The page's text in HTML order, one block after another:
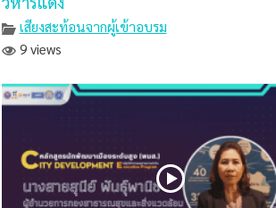
เสียงสะท้อนจากผู้เข้าอบรม
9 views